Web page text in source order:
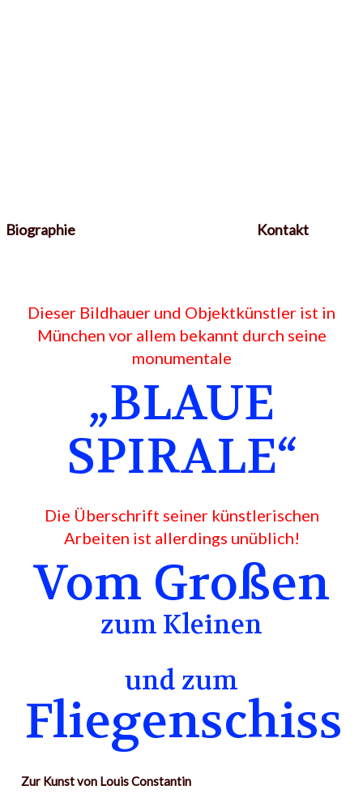
Biographie Kontakt
Dieser Bildhauer und Objektkünstler ist in
München vor allem bekannt durch seine
monumentale
„BLAUE
SPIRALE“
Die Überschrift seiner künstlerischen
Arbeiten ist allerdings unüblich!
Vom Großen
zum Kleinen
und zum
Fliegenschiss
Zur Kunst von Louis Constantin